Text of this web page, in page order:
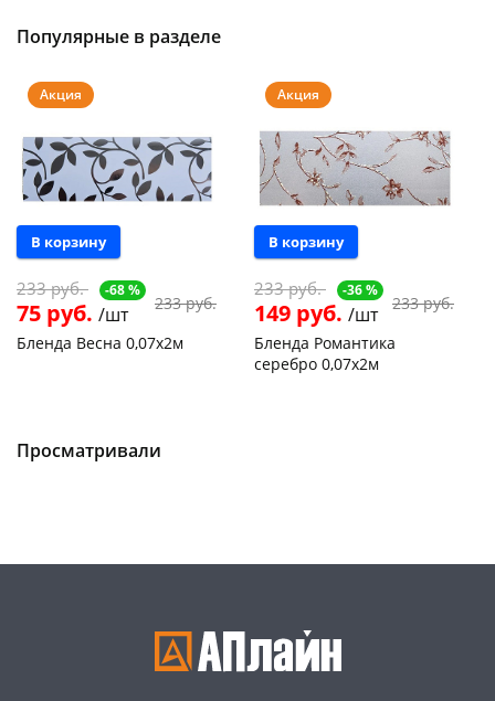
Популярные в разделе
Акция
В корзину
233 руб. -68 %
75 руб. /шт
233 руб.
Бленда Весна 0,07х2м
Код товара
Акция
В корзину
233 руб. -36 %
149 руб. /шт
233 руб.
Бленда Романтика
серебро 0,07х2м
Просматривали